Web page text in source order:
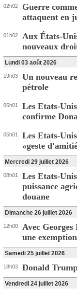
02h02
Guerre
attaquent en
01h02
Aux États-
nouveaux
Lundi 03 août 2026
19h03
Un nouveau
pétrole
06h01
Les Etats-
confirme
05h01
Les Etats-
«geste
Mercredi 29 juillet 2026
08h01
Les Etats-
puissance
douane
Dimanche 26 juillet 2026
12h00
Avec
une
Samedi 25 juillet 2026
18h03 Donald
Vendredi 24 juillet 2026